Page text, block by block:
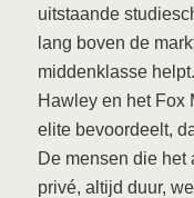
uitstaande
lang boven de
middenklasse
Hawley en het Fox
elite bevoordeelt,
De mensen die het
privé, altijd duur,